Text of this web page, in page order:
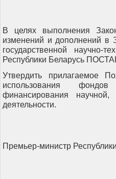
В целях выполнения
изменений и дополнений в
государственной научно-
Республики Беларусь
Утвердить прилагаемое
использования
финансирования научной,
деятельности.
Премьер-министр